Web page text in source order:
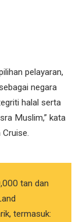
pelayaran,
negara
halal serta
Muslim,” kata
tan dan
termasuk: